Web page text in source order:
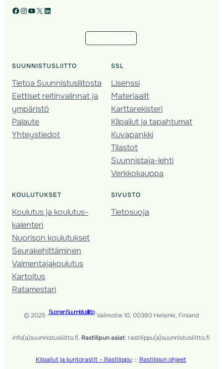
Facebook Instagram YouTube X LinkedIn
SUUNNISTUSLIITTO
Tietoa Suunnistusliitosta
Eettiset reitinvalinnat ja
ympäristö
Palaute
Yhteystiedot
SSL
Lisenssi
Materiaalit
Karttarekisteri
Kilpailut ja tapahtumat
Kuvapankki
Tilastot
Suunnistaja-lehti
Verkkokauppa
KOULUTUKSET
Koulutus ja koulutus­
kalenteri
Nuorison koulutukset
Seura­kehittäminen
Valmentaja­koulutus
Kartoitus
Ratamestari
SIVUSTO
Tietosuoja
© 2025 ·Suomen Suunnistusliitto· Valimotie 10, 00380 Helsinki, Finland
info(a)suunnistusliitto.fi, Rastilipun asiat: rastilippu(a)suunnistusliitto.fi
Kilpailut ja kuntorastit – Rastilippu ::: Rastilipun ohjeet